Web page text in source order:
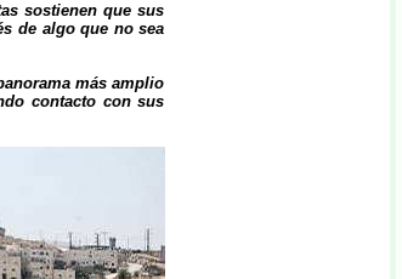
sostienen que sus
de algo que no sea
más amplio
contacto con sus